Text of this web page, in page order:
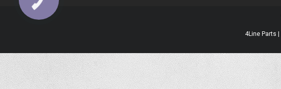
ЗВ'ЯЗКУ